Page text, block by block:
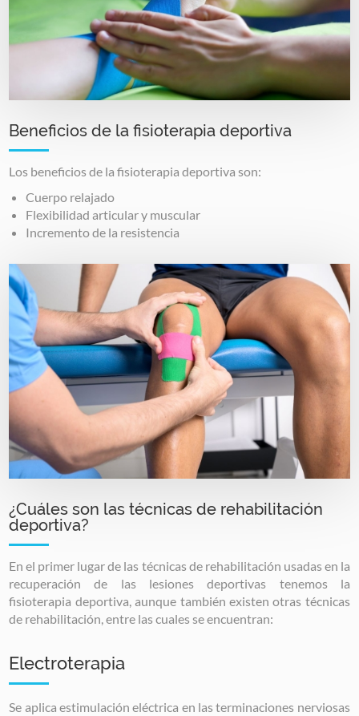
Beneficios de la fisioterapia deportiva
Los beneficios de la fisioterapia deportiva son:
Cuerpo relajado
Flexibilidad articular y muscular
Incremento de la resistencia
Image
¿Cuáles son las técnicas de rehabilitación
deportiva?
En el primer lugar de las técnicas de rehabilitación usadas en la
recuperación de las lesiones deportivas tenemos la
fisioterapia deportiva, aunque también existen otras técnicas
de rehabilitación, entre las cuales se encuentran:
Electroterapia
Se aplica estimulación eléctrica en las terminaciones nerviosas